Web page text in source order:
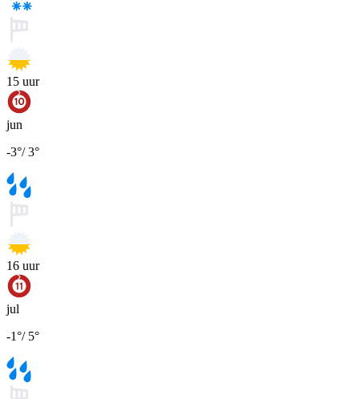
15 uur
jun
-3°/3°
16 uur
jul
-1°/ 5°